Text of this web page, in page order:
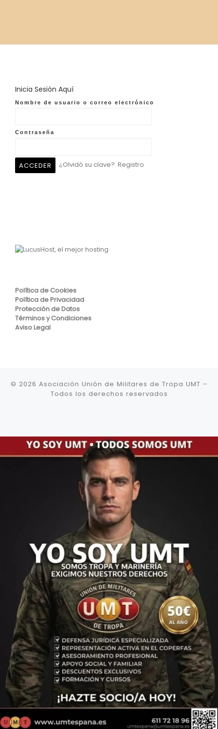
Inicia Sesión Aquí
Nombre de usuario o correo electrónico
Contraseña
¿Olvidó su clave? Registro
Política de Cookies
Política de Privacidad
Protección de Datos
Términos y Condiciones
Aviso Legal
© 2026 Asociación Unión de Militares de Tropa UMT –
Todos los derechos reservados